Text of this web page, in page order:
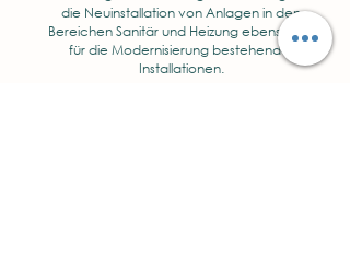
die Neuinstallation von Anlagen in den
Bereichen Sanitär und Heizung ebenso wie
für die Modernisierung bestehender
Installationen.